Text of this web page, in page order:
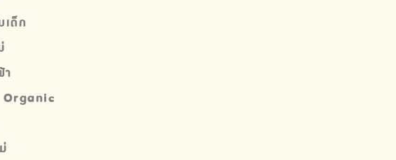
เด็ก
า